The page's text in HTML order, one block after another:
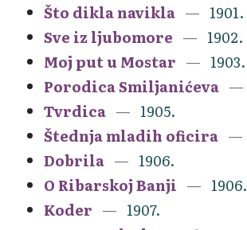
Što dikla navikla
1901.
Sve iz ljubomore
1902.
Moj put u Mostar
1903.
Porodica Smiljanićeva
Tvrdica
1905.
Štednja mladih oficira
Dobrila
1906.
O Ribarskoj Banji
1906.
Koder
1907.